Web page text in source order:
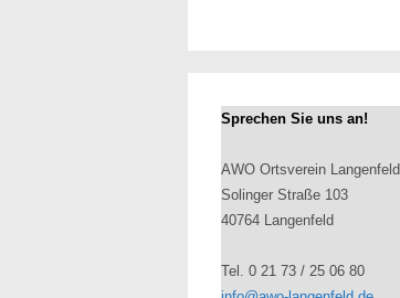
Sprechen Sie uns an!
AWO Ortsverein Langenfeld
Solinger Straße 103
40764 Langenfeld
Tel. 0 21 73 / 25 06 80